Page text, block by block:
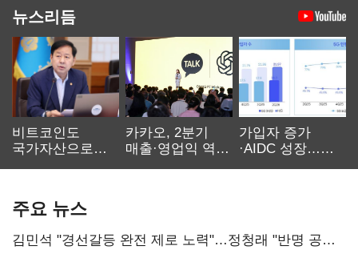
뉴스리듬
비트코인도
국가자산으로…'
카카오, 2분기
매출·영업익 역대
가입자 증가
·AIDC 성장…
주요 뉴스
김민석 "경선갈등 완전 제로 노력"…정청래 "반명 공세